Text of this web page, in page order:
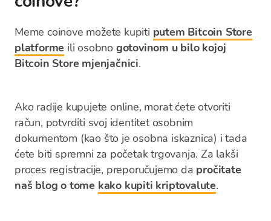
Meme coinove možete kupiti putem Bitcoin Store
platforme ili osobno gotovinom u bilo kojoj
Bitcoin Store mjenjačnici.
Ako radije kupujete online, morat ćete otvoriti
račun, potvrditi svoj identitet osobnim
dokumentom (kao što je osobna iskaznica) i tada
ćete biti spremni za početak trgovanja. Za lakši
proces registracije, preporučujemo da pročitate
naš blog o tome kako kupiti kriptovalute.